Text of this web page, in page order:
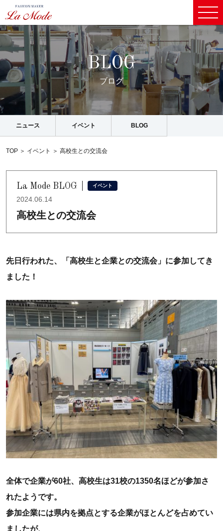
BLOG
ブログ
ニュース イベント BLOG
TOP ＞ イベント ＞高校生との交流会
La Mode BLOG イベント
2024.06.14
高校生との交流会
先日行われた、「高校生と企業との交流会」に参加してき
ました！
全体で企業が60社、高校生は31校の1350名ほどが参加さ
れたようです。
参加企業には県内を拠点とする企業がほとんどを占めてい
ましたが、